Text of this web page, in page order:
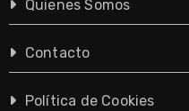
Quienes Somos
Contacto
Política de Cookies